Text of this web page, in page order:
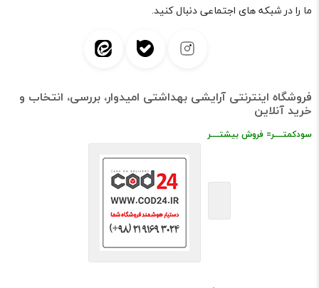
ما را در شبکه های اجتماعی دنبال کنید.
فروشگاه اینترنتی آرایشی بهداشتی امیدوار، بررسی، انتخاب و
خرید آنلاین
سودکمتــــر= فروش بیشتــــر